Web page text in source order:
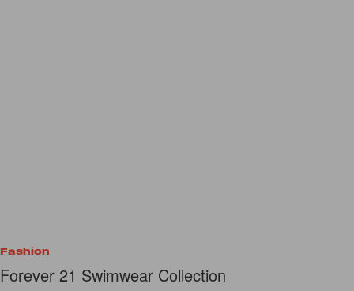
Fashion
Forever 21 Swimwear Collection